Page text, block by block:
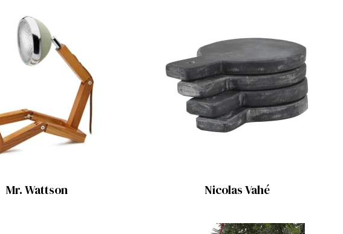
Mr. Wattson Nicolas Vahé